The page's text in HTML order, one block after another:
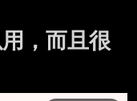
，而且很